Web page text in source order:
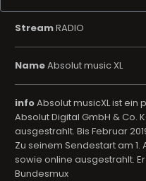
StreamRADIO
NameAbsolut music XL
infoAbsolut musicXL ist ein
Absolut Digital GmbH & Co.
ausgestrahlt. Bis Februar
Zu seinem Sendestart am 1.
sowie online ausgestrahlt.
Bundesmux